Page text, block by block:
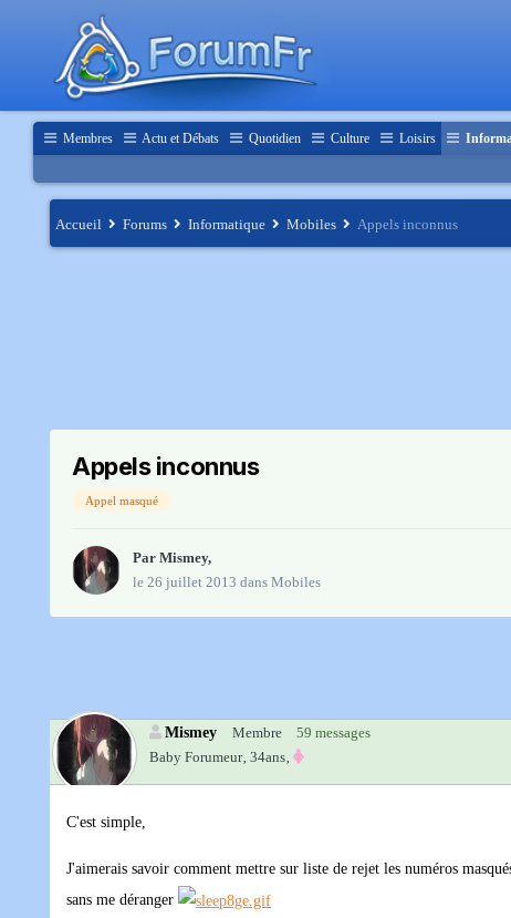
Membres Actu et Débats Quotidien Culture Loisirs
Accueil Forums Informatique Mobiles Appels inconnus
Appels inconnus
Appel masqué
Par Mismey,
le 26 juillet 2013 dans Mobiles
Mismey Membre
59 messages
Baby Forumeur‚ 34ans‚
C'est simple,
J'aimerais savoir comment mettre sur liste de rejet les numéros
sans me déranger